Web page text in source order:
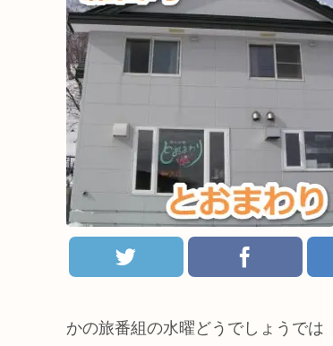
かの旅番組の水曜どうでしょうでは